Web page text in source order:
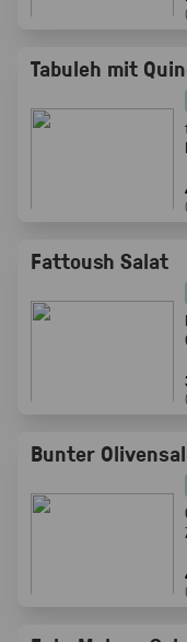
Tabuleh mit
Fattoush Salat
Bunter